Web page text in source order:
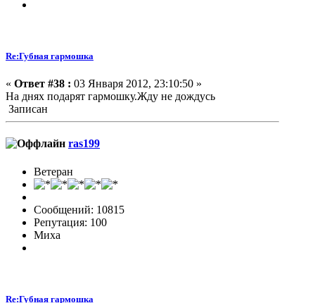
Re:Губная гармошка
« Ответ #38 : 03 Января 2012, 23:10:50 »
На днях подарят гармошку.Жду не дождусь
Записан
ras199
Ветеран
Сообщений: 10815
Репутация: 100
Миха
Re:Губная гармошка